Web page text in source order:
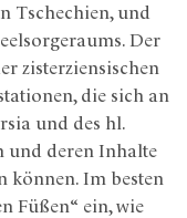
Tschechien, und
Der
zisterziensischen
die sich an
und des hl.
und deren Inhalte
können. Im besten
Füßen“ ein, wie